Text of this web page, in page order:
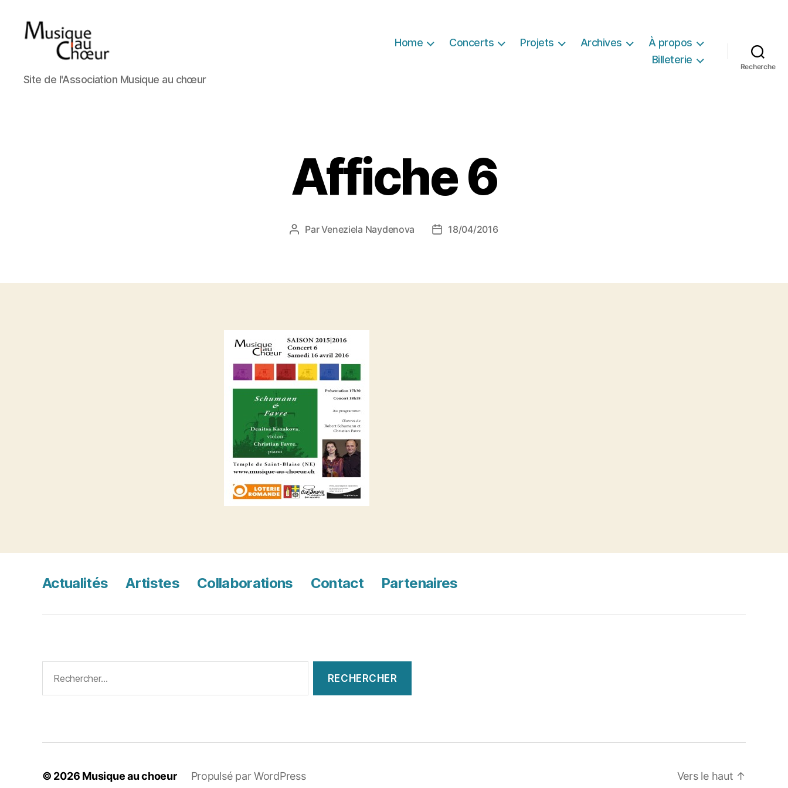
Musique
au
Site de l'Association Musique au chœur
Home Concerts Projets Archives
À propos
Billeterie
Recherche
Affiche 6
Auteur
ParVeneziela Naydenova
Date18/04/2016
Actualités Artistes Collaborations Contact Partenaires
© 2026 Musique au choeur Propulsé par WordPress Vers le haut ↑